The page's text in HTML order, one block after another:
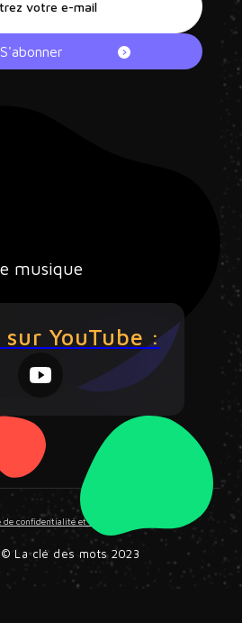
musique
sur YouTube :
de confidentialité et Mentions légales
La clé des mots 2023